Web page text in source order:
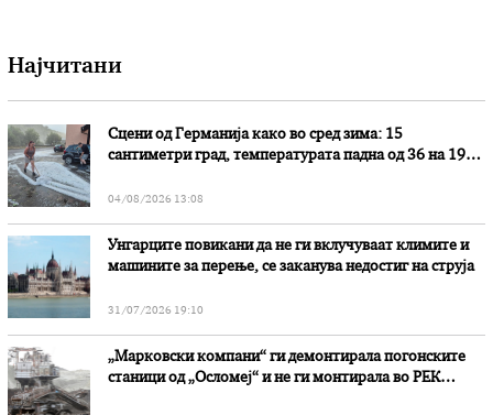
Најчитани
Сцени од Германија како во сред зима: 15
сантиметри град, температурата падна од 36 на 19
04/08/2026 13:08
Унгарците повикани да не ги вклучуваат климите и
машините за перење, се заканува недостиг на струја
31/07/2026 19:10
„Марковски компани“ ги демонтирала погонските
станици од „Осломеј“ и не ги монтирала во РЕК